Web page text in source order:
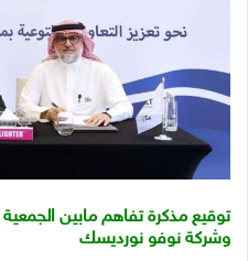
توقيع مذكرة تفاهم مابين
وشركة نوفو نورديسك